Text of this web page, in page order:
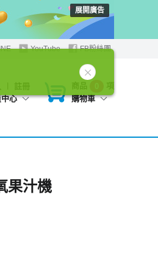
展開廣告
YouTube FB粉絲團
註冊
心
商品
項
購物車
果汁機